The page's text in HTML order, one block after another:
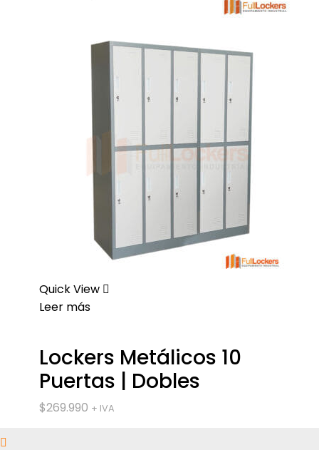
Quick View
Leer más
Lockers Metálicos 10
Puertas | Dobles
$269.990 + IVA